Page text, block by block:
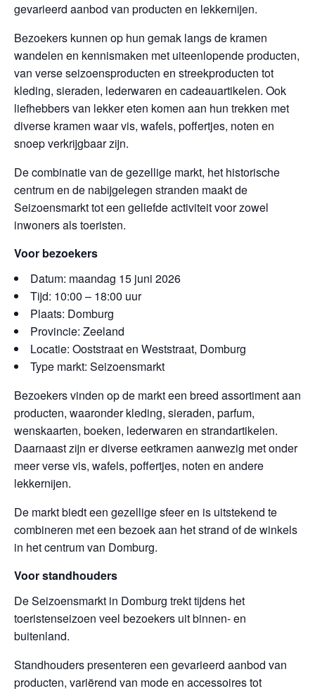
gevarieerd aanbod van producten en lekkernijen.
Bezoekers kunnen op hun gemak langs de kramen
wandelen en kennismaken met uiteenlopende producten,
van verse seizoensproducten en streekproducten tot
kleding, sieraden, lederwaren en cadeauartikelen. Ook
liefhebbers van lekker eten komen aan hun trekken met
diverse kramen waar vis, wafels, poffertjes, noten en
snoep verkrijgbaar zijn.
De combinatie van de gezellige markt, het historische
centrum en de nabijgelegen stranden maakt de
Seizoensmarkt tot een geliefde activiteit voor zowel
inwoners als toeristen.
Voor bezoekers
Datum: maandag 15 juni 2026
Tijd: 10:00 – 18:00 uur
Plaats: Domburg
Provincie: Zeeland
Locatie: Ooststraat en Weststraat, Domburg
Type markt: Seizoensmarkt
Bezoekers vinden op de markt een breed assortiment aan
producten, waaronder kleding, sieraden, parfum,
wenskaarten, boeken, lederwaren en strandartikelen.
Daarnaast zijn er diverse eetkramen aanwezig met onder
meer verse vis, wafels, poffertjes, noten en andere
lekkernijen.
De markt biedt een gezellige sfeer en is uitstekend te
combineren met een bezoek aan het strand of de winkels
in het centrum van Domburg.
Voor standhouders
De Seizoensmarkt in Domburg trekt tijdens het
toeristenseizoen veel bezoekers uit binnen- en
buitenland.
Standhouders presenteren een gevarieerd aanbod van
producten, variërend van mode en accessoires tot